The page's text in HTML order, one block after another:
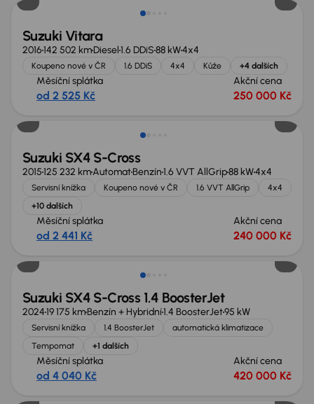
Suzuki Vitara
2016142 502 kmDiesel1.6 DDiS88 kW4x4
Koupeno nové v ČR 1.6 DDiS 4x4 Kůže +4 dalších
Měsíční splátka
od 2 525 Kč
Akční cena
250 000 Kč
Suzuki SX4 S-Cross
2015125 232 kmAutomatBenzín1.6 VVT AllGrip88 kW4x4
Servisní knížka Koupeno nové v ČR 1.6 VVT AllGrip
4x4
+10 dalších
Měsíční splátka
od 2 441 Kč
Akční cena
240 000 Kč
Ušetříte 79 999 Kč
Suzuki SX4 S-Cross 1.4 BoosterJet
202419 175 kmBenzín + Hybridní1.4 BoosterJet95 kW
Servisní knížka 1.4 BoosterJet
automatická klimatizace
Tempomat
+1 dalších
Měsíční splátka
od 4 040 Kč
Akční cena
420 000 Kč
Extra sleva 19 000 Kč